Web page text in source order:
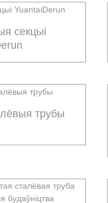
секцыі
трубы